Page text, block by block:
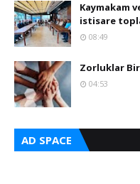
Kaymakam
istisare
08:49
Zorluklar
04:53
AD SPACE